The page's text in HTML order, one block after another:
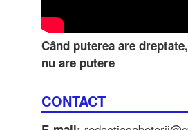
Când puterea are
nu are putere
CONTACT